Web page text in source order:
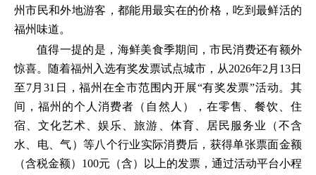
州市民和外地游客，都能用最实在的价格，吃到最鲜活的
福州味道。
值得一提的是，海鲜美食季期间，市民消费还有额外
惊喜。随着福州入选有奖发票试点城市，从2026年2月13日
至7月31日，福州在全市范围内开展“有奖发票”活动。其
间，福州的个人消费者（自然人），在零售、餐饮、住
宿、文化艺术、娱乐、旅游、体育、居民服务业（不含
水、电、气）等八个行业实际消费后，获得单张票面金额
（含税金额）100元（含）以上的发票，通过活动平台小程